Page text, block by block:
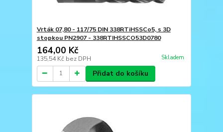
Vrták 07,80 - 117/75 DIN 338RTiHSSCo5, s 3D
stopkou PN2907 - 338RTIHSSCO53D0780
164,00 Kč
135,54 Kč bez DPH Skladem
Přidat do košíku